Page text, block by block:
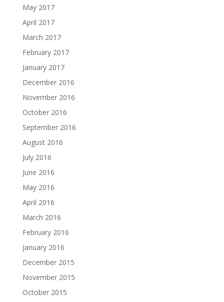
May 2017
April 2017
March 2017
February 2017
January 2017
December 2016
November 2016
October 2016
September 2016
August 2016
July 2016
June 2016
May 2016
April 2016
March 2016
February 2016
January 2016
December 2015
November 2015
October 2015